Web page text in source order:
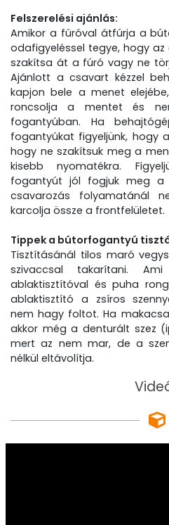
Felszerelési ajánlás:
Amikor a fúróval átfúrja a
odafigyeléssel tegye, hogy
szakítsa át a fúró vagy ne
Ajánlott a csavart kézzel
kapjon bele a menet
roncsolja a mentet és
fogantyúban. Ha
fogantyúkat figyeljünk, hogy
hogy ne szakítsuk meg a
kisebb nyomatékra.
fogantyút jól fogjuk meg a
csavarozás folyamatánál
karcolja össze a frontfelületet.
Tippek a bútorfogantyú
Tisztításánál tilos maró
szivaccsal takarítani.
ablaktisztítóval és puha
ablaktisztító a zsíros
nem hagy foltot. Ha
akkor még a denturált szez
mert az nem mar, de a
nélkül eltávolítja.